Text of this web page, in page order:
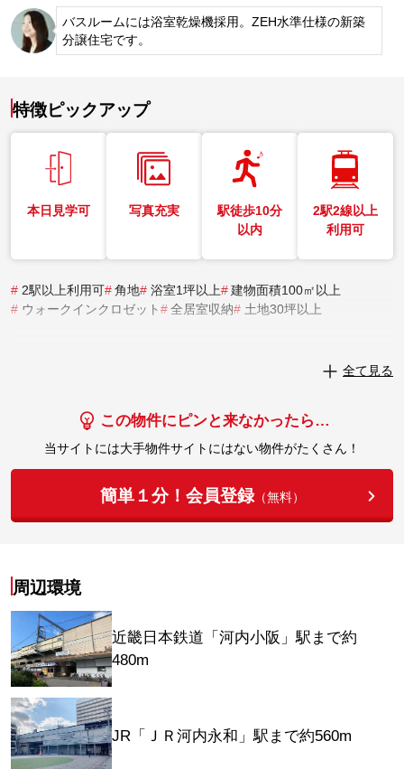
バスルームには浴室乾燥機採用。ZEH水準仕様の新築
分譲住宅です。
特徴ピックアップ
本日見学可 写真充実
駅徒歩10分
以内
2駅2線以上
利用可
# 2駅以上利用可# 角地# 浴室1坪以上# 建物面積100㎡以上
# ウォークインクロゼット# 全居室収納# 土地30坪以上
全て見る
この物件にピンと来なかったら…
当サイトには大手物件サイトにはない物件がたくさん！
簡単１分！会員登録（無料）
周辺環境
近畿日本鉄道「河内小阪」駅まで約
480m
JR「ＪＲ河内永和」駅まで約560m